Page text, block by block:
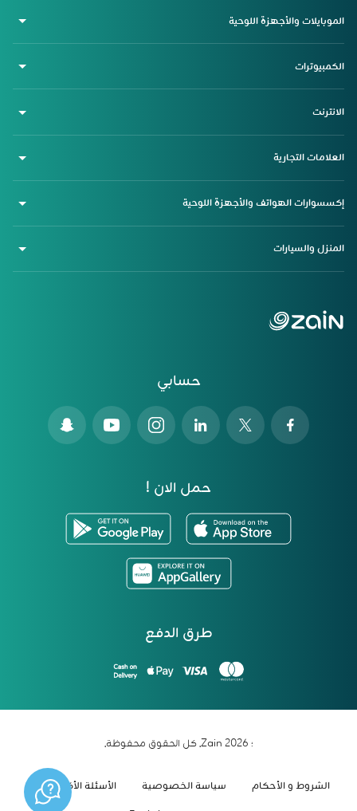
حسابي
حمل الان !
طرق الدفع
الموبايلات والأجهزة اللوحية
الكمبيوترات
الانترنت
العلامات التجارية
إكسسوارات الهواتف والأجهزة اللوحية
المنزل والسيارات
؛ 2026 Zain. كل الحقوق محفوظة.
الشروط و الأحكام سياسة الخصوصية
الأسئلة الأكثر شيوعاً